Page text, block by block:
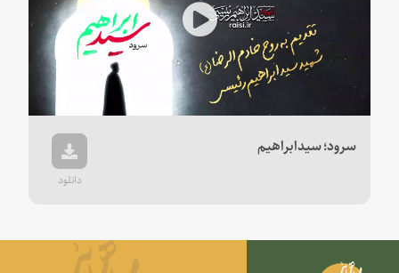
Play
Video
سرود؛ سیدابراهیم
دانلود